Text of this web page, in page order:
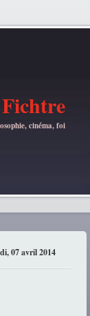
Fichtre
cinéma, foi
07 avril 2014